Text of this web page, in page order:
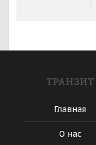
ТРАНЗИТ
Главная
О нас